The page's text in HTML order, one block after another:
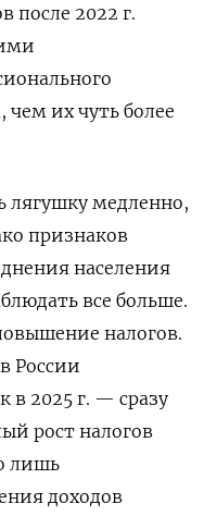
после 2022 г.
чем их чуть более
лягушку медленно,
признаков
населения
все больше.
налогов.
России
в 2025 г. — сразу
рост налогов
лишь
доходов